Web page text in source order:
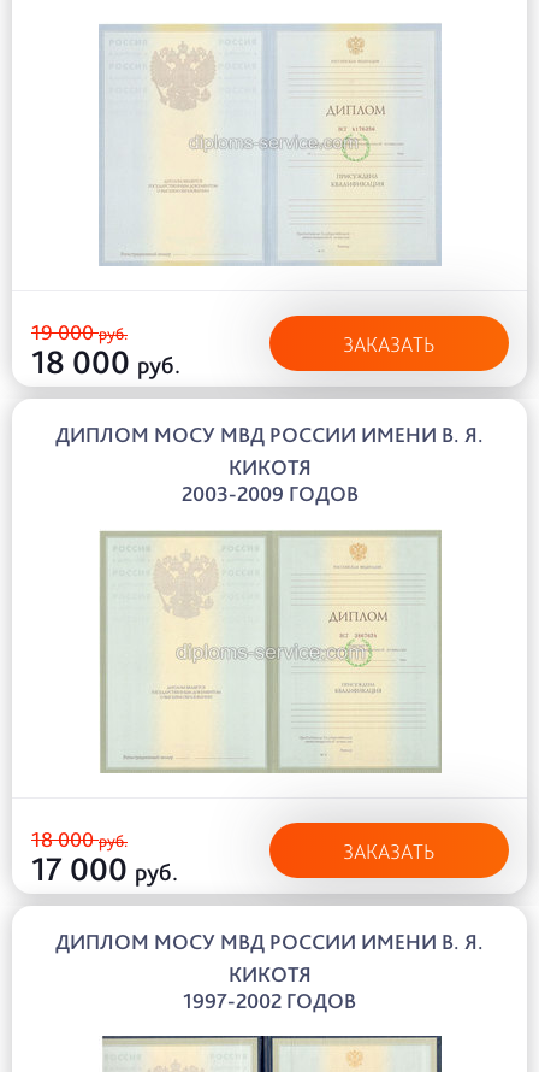
19 000руб.
18 000 руб.
ЗАКАЗАТЬ
ДИПЛОМ МОСУ МВД РОССИИ ИМЕНИ В. Я.
КИКОТЯ
2003-2009 ГОДОВ
18 000руб.
17 000 руб.
ЗАКАЗАТЬ
ДИПЛОМ МОСУ МВД РОССИИ ИМЕНИ В. Я.
КИКОТЯ
1997-2002 ГОДОВ